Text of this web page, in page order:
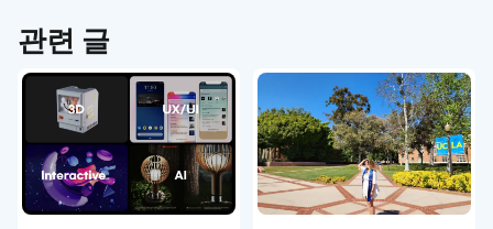
관련 글